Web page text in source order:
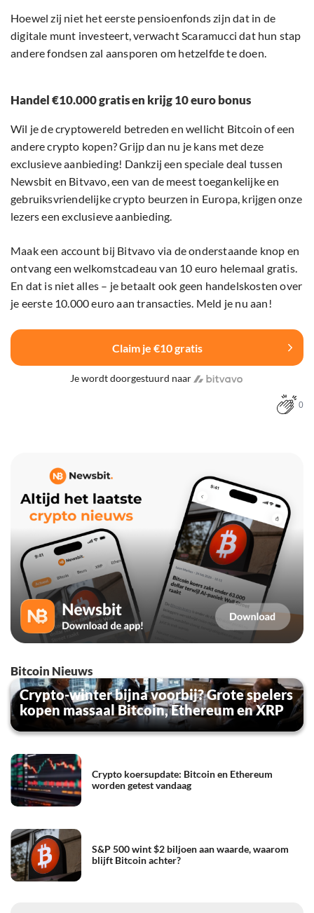
Hoewel zij niet het eerste pensioenfonds zijn dat in de
digitale munt investeert, verwacht Scaramucci dat hun stap
andere fondsen zal aansporen om hetzelfde te doen.
Handel €10.000 gratis en krijg 10 euro bonus
Wil je de cryptowereld betreden en wellicht Bitcoin of een
andere crypto kopen? Grijp dan nu je kans met deze
exclusieve aanbieding! Dankzij een speciale deal tussen
Newsbit en Bitvavo, een van de meest toegankelijke en
gebruiksvriendelijke crypto beurzen in Europa, krijgen onze
lezers een exclusieve aanbieding.
Maak een account bij Bitvavo via de onderstaande knop en
ontvang een welkomstcadeau van 10 euro helemaal gratis.
En dat is niet alles – je betaalt ook geen handelskosten over
je eerste 10.000 euro aan transacties. Meld je nu aan!
Claim je €10 gratis
Je wordt doorgestuurd naar
0
Bitcoin Nieuws
Crypto-winter bijna voorbij? Grote spelers
kopen massaal Bitcoin, Ethereum en XRP
Crypto koersupdate: Bitcoin en Ethereum
worden getest vandaag
S&P 500 wint $2 biljoen aan waarde, waarom
blijft Bitcoin achter?